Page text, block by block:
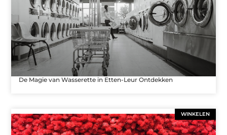
De Magie van Wasserette in Etten-Leur Ontdekken
WINKELEN